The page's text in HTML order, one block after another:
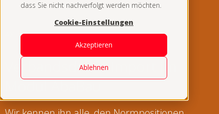
dass Sie nicht nachverfolgt werden möchten.
Cookie-Einstellungen
Akzeptieren
Ablehnen
AXbau
Verbandsdaten Import im
Modul AbaBau